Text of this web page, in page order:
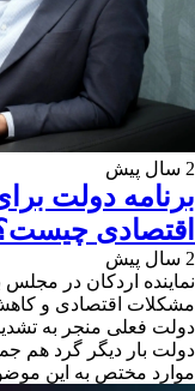
2 سال پیش
برنامه دولت
اقتصادی
2 سال پیش
نماینده اردکان در مجلس
مشکلات اقتصادی و
دولت فعلی منجر به
دولت بار دیگر گرد هم
موارد مختص به این